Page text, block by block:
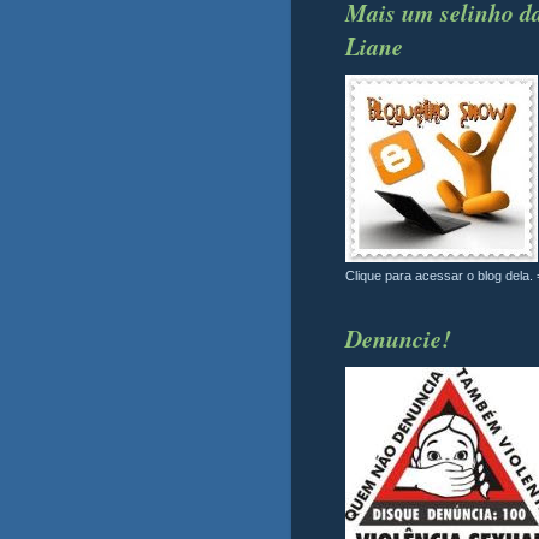
Mais um selinho
Liane
Clique para acessar o blog dela.
Denuncie!